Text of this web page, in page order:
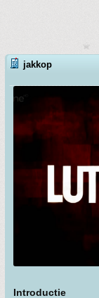
jakkop
Introductie